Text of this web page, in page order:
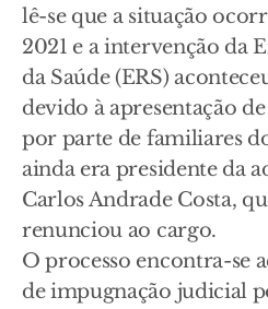
lê-se que a situação
2021 e a intervenção da
da Saúde (ERS)
devido à apresentação
por parte de familiares
ainda era presidente da
Carlos Andrade Costa,
renunciou ao cargo.
O processo encontra-se
de impugnação judicial